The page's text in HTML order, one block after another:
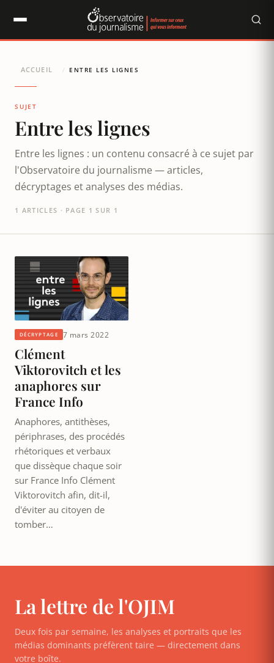
ACCUEIL / ENTRE LES LIGNES
SUJET
Entre les lignes
Entre les lignes : un contenu consacré à ce sujet par
l'Observatoire du journalisme — articles,
décryptages et analyses des médias.
1 ARTICLES · PAGE 1 SUR 1
DÉCRYPTAGE 7 mars 2022
Clément
Viktorovitch et les
anaphores sur
France Info
Anaphores, antithèses,
périphrases, des procédés
rhétoriques et verbaux
que dissèque chaque soir
sur France Info Clément
Viktorovitch afin, dit-il,
d'éviter au citoyen de
tomber…
La lettre de l'OJIM
Deux fois par semaine, les analyses et portraits que les
médias dominants préfèrent taire — directement dans
votre boîte.
Panneau de gestion des cookies